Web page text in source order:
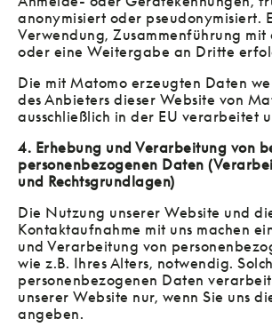
anonymisiert oder pseudonymisiert.
Verwendung, Zusammenführung
oder eine Weitergabe an Dritte
Die mit Matomo erzeugten Daten
des Anbieters dieser Website von
ausschließlich in der EU verarbeitet
4. Erhebung und Verarbeitung von
personenbezogenen Daten
und Rechtsgrundlagen)
Die Nutzung unserer Website und
Kontaktaufnahme mit uns machen
und Verarbeitung von
wie z.B. Ihres Alters, notwendig.
personenbezogenen Daten
unserer Website nur, wenn Sie uns
angeben.